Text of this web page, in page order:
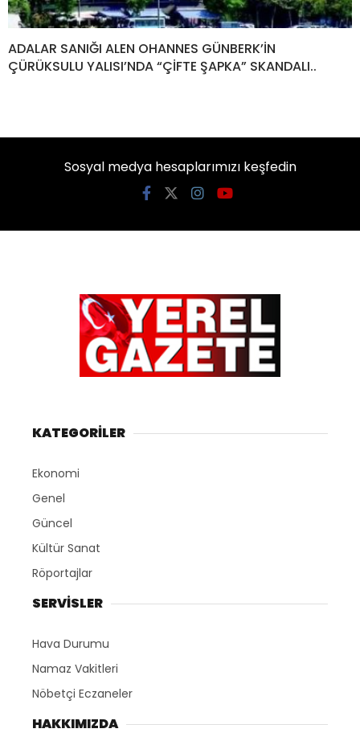
ADALAR SANIĞI ALEN OHANNES GÜNBERK’İN
ÇÜRÜKSULU YALISI’NDA “ÇİFTE ŞAPKA” SKANDALI..
Sosyal medya hesaplarımızı keşfedin
KATEGORİLER
Ekonomi
Genel
Güncel
Kültür Sanat
Röportajlar
SERVİSLER
Hava Durumu
Namaz Vakitleri
Nöbetçi Eczaneler
HAKKIMIZDA